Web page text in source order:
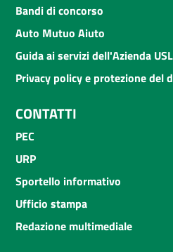
Bandi di concorso
Auto Mutuo Aiuto
Guida ai servizi dell'Azienda
Privacy policy e protezione del
CONTATTI
PEC
URP
Sportello informativo
Ufficio stampa
Redazione multimediale